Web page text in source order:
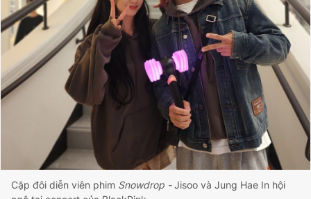
Cặp đôi diễn viên phim Snowdrop -Jisoo và Jung Hae In hội